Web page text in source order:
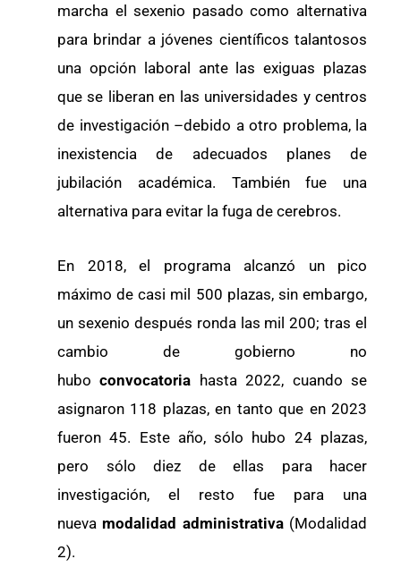
marcha el sexenio pasado como alternativa
para brindar a jóvenes científicos talantosos
una opción laboral ante las exiguas plazas
que se liberan en las universidades y centros
de investigación –debido a otro problema, la
inexistencia de adecuados planes de
jubilación académica. También fue una
alternativa para evitar la fuga de cerebros.
En 2018, el programa alcanzó un pico
máximo de casi mil 500 plazas, sin embargo,
un sexenio después ronda las mil 200; tras el
cambio de gobierno no
huboconvocatoria hasta 2022, cuando se
asignaron 118 plazas, en tanto que en 2023
fueron 45. Este año, sólo hubo 24 plazas,
pero sólo diez de ellas para hacer
investigación, el resto fue para una
nueva modalidad administrativa (Modalidad
2).